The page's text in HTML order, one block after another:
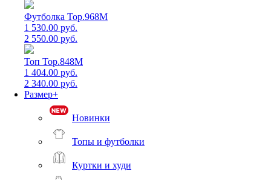
Футболка Top.968M
1 530.00 руб.
2 550.00 руб.
Топ Top.848M
1 404.00 руб.
2 340.00 руб.
Размер+
Новинки
Топы и футболки
Куртки и худи